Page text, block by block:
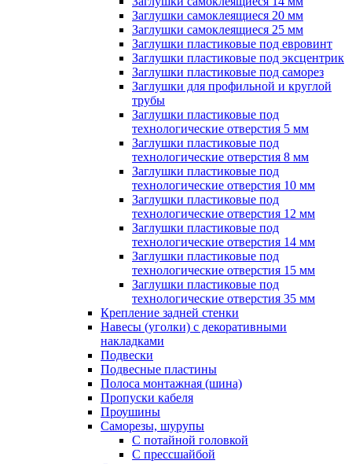
Заглушки самоклеящиеся 20 мм
Заглушки самоклеящиеся 25 мм
Заглушки пластиковые под евровинт
Заглушки пластиковые под эксцентрик
Заглушки пластиковые под саморез
Заглушки для профильной и круглой
трубы
Заглушки пластиковые под
технологические отверстия 5 мм
Заглушки пластиковые под
технологические отверстия 8 мм
Заглушки пластиковые под
технологические отверстия 10 мм
Заглушки пластиковые под
технологические отверстия 12 мм
Заглушки пластиковые под
технологические отверстия 14 мм
Заглушки пластиковые под
технологические отверстия 15 мм
Заглушки пластиковые под
технологические отверстия 35 мм
Крепление задней стенки
Навесы (уголки) с декоративными
накладками
Подвески
Подвесные пластины
Полоса монтажная (шина)
Пропуски кабеля
Проушины
Саморезы, шурупы
С потайной головкой
С прессшайбой